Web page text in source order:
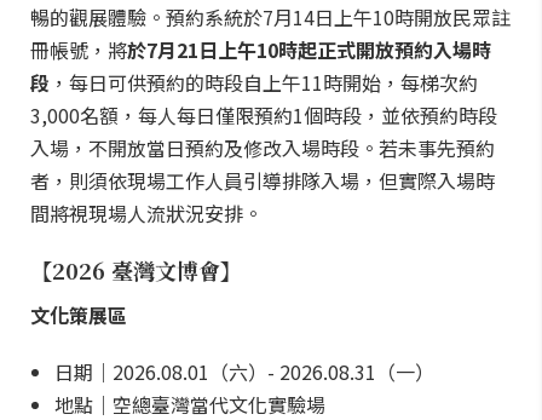
暢的觀展體驗。預約系統於7月14日上午10時開放民眾註
冊帳號，將於7月21日上午10時起正式開放預約入場時
段 ，每日可供預約的時段自上午11時開始，每梯次約
3,000名額，每人每日僅限預約1個時段，並依預約時段
入場，不開放當日預約及修改入場時段。若未事先預約
者，則須依現場工作人員引導排隊入場，但實際入場時
間將視現場人流狀況安排。
【2026 臺灣文博會】
文化策展區
日期｜2026.08.01（六）- 2026.08.31（一）
地點｜空總臺灣當代文化實驗場